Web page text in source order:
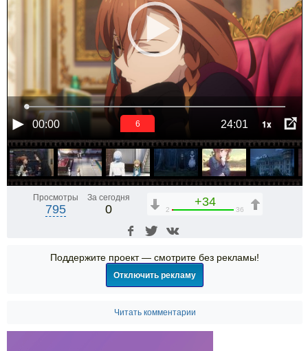
00:00 24:01 1x
6
Просмотры
795
За сегодня
0
+34
2 36
Поддержите проект — смотрите без рекламы!
Отключить рекламу
Читать комментарии